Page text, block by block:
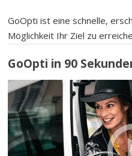
GoOpti ist eine schnelle,
Möglichkeit Ihr Ziel zu
GoOpti in 90